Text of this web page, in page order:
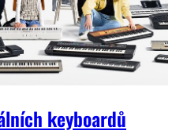
keyboardů